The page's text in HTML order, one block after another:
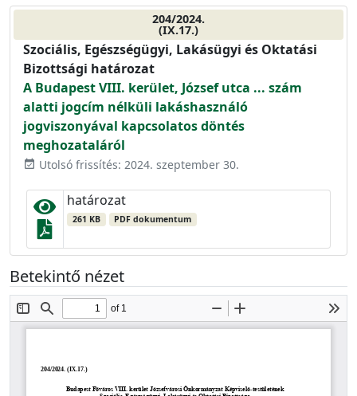
204/2024.
(IX.17.)
Szociális, Egészségügyi, Lakásügyi és Oktatási
Bizottsági határozat
A Budapest VIII. kerület, József utca ... szám
alatti jogcím nélküli lakáshasználó
jogviszonyával kapcsolatos döntés
meghozataláról
event_available Utolsó frissítés: 2024. szeptember 30.
határozat
261 KB PDF dokumentum
Betekintő nézet